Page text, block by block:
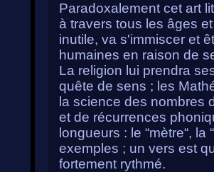
Paradoxalement cet art
à travers tous les âges
inutile, va s'immiscer et
humaines en raison de
La religion lui prendra
quête de sens ; les
la science des nombres
et de récurrences
longueurs : le “mètre“, la
exemples ; un vers est
fortement rythmé.